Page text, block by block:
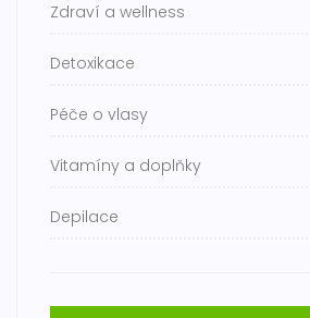
Zdraví a wellness
Detoxikace
Péče o vlasy
Vitamíny a doplňky
Depilace